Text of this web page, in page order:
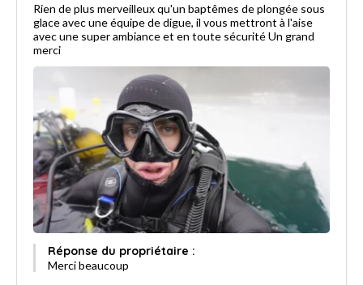
Rien de plus merveilleux qu'un baptêmes de plongée sous
glace avec une équipe de digue, il vous mettront à l'aise
avec une super ambiance et en toute sécurité Un grand
merci
Réponse du propriétaire :
Merci beaucoup